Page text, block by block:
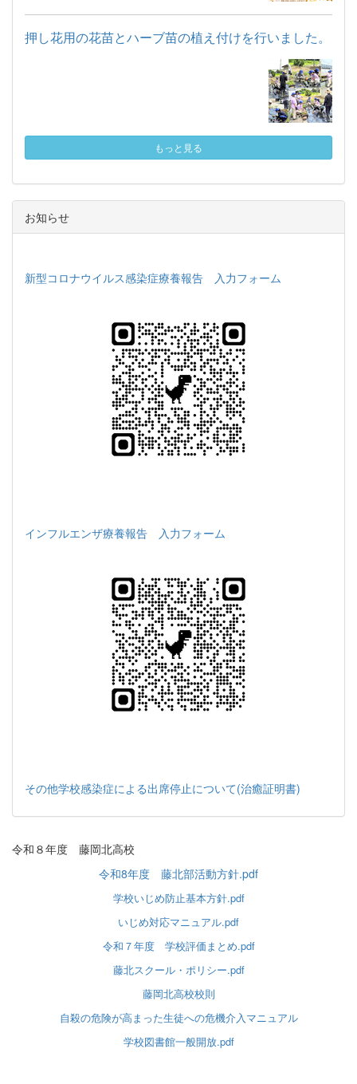
押し花用の花苗とハーブ苗の植え付けを行いました。
もっと見る
お知らせ
新型コロナウイルス感染症療養報告 入力フォーム
インフルエンザ療養報告 入力フォーム
その他学校感染症による出席停止について(治癒証明書)
令和８年度 藤岡北高校
令和8年度 藤北部活動方針.pdf
学校いじめ防止基本方針.pdf
いじめ対応マニュアル.pdf
令和７年度 学校評価まとめ.pdf
藤北スクール・ポリシー.pdf
藤岡北高校校則
自殺の危険が高まった生徒への危機介入マニュアル
学校図書館一般開放.pdf